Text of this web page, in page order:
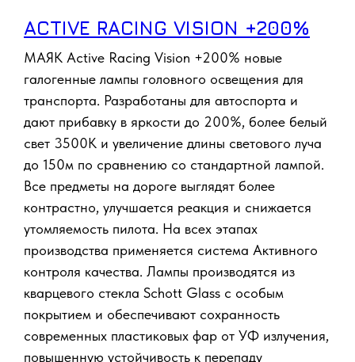
ACTIVE RACING VISION +200%
МАЯК Active Racing Vision +200% новые
галогенные лампы головного освещения для
транспорта. Разработаны для автоспорта и
дают прибавку в яркости до 200%, более белый
свет 3500К и увеличение длины светового луча
до 150м по сравнению со стандартной лампой.
Все предметы на дороге выглядят более
контрастно, улучшается реакция и снижается
утомляемость пилота. На всех этапах
производства применяется система Активного
контроля качества. Лампы производятся из
кварцевого стекла Schott Glass с особым
покрытием и обеспечивают сохранность
современных пластиковых фар от УФ излучения,
повышенную устойчивость к перепаду